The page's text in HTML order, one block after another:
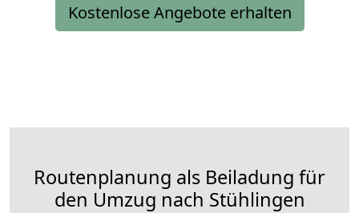
Kostenlose Angebote erhalten
Routenplanung als Beiladung für
den Umzug nach Stühlingen